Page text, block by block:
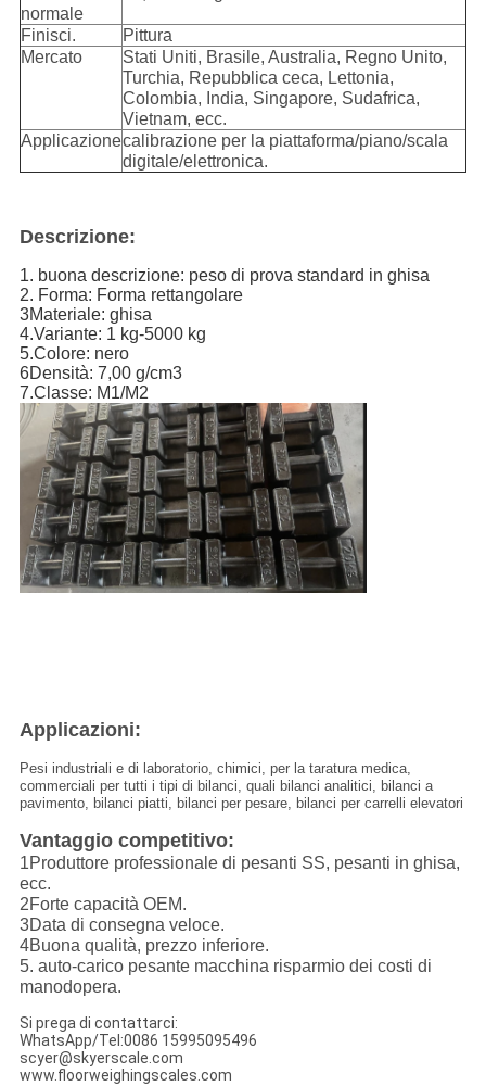
normale
Finisci.
Pittura
Mercato
Stati Uniti, Brasile, Australia, Regno Unito,
Turchia, Repubblica ceca, Lettonia,
Colombia, India, Singapore, Sudafrica,
Vietnam, ecc.
Applicazionecalibrazione per la piattaforma/piano/scala
digitale/elettronica.
Descrizione:
1. buona descrizione: peso di prova standard in ghisa
2. Forma: Forma rettangolare
3Materiale: ghisa
4.Variante: 1 kg-5000 kg
5.Colore: nero
6Densità: 7,00 g/cm3
7.Classe: M1/M2
Applicazioni:
Pesi industriali e di laboratorio, chimici, per la taratura medica,
commerciali per tutti i tipi di bilanci, quali bilanci analitici, bilanci a
pavimento, bilanci piatti, bilanci per pesare, bilanci per carrelli elevatori
Vantaggio competitivo:
1Produttore professionale di pesanti SS, pesanti in ghisa,
ecc.
2Forte capacità OEM.
3Data di consegna veloce.
4Buona qualità, prezzo inferiore.
5. auto-carico pesante macchina risparmio dei costi di
manodopera.
Si prega di contattarci:
WhatsApp/Tel:0086 15995095496
scyer@skyerscale.com
www.floorweighingscales.com